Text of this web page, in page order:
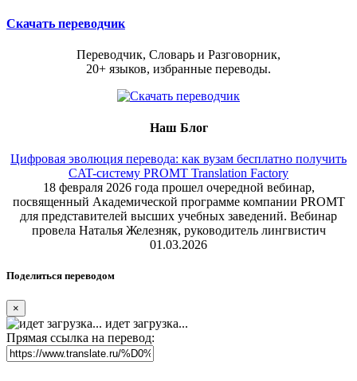
Скачать переводчик
Переводчик, Словарь и Разговорник,
20+ языков, избранные переводы.
Наш Блог
Цифровая эволюция перевода: как вузам бесплатно получить
CAT-систему PROMT Translation Factory
18 февраля 2026 года прошел очередной вебинар,
посвященный Академической программе компании PROMT
для представителей высших учебных заведений. Вебинар
провела Наталья Железняк, руководитель лингвистич
01.03.2026
Поделиться переводом
×
идет загрузка...
Прямая ссылка на перевод: